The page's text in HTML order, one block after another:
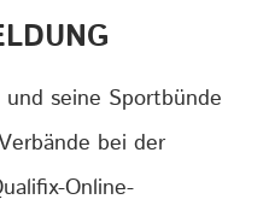
seine Sportbünde
bei der
Online-